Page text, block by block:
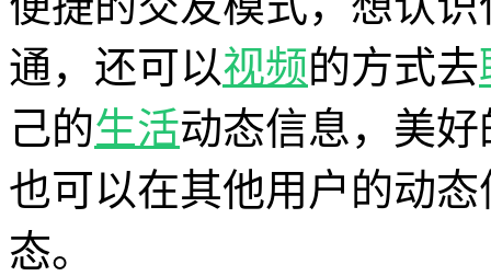
通，还可以视频的方式去
己的生活动态信息，美
也可以在其他用户的动
态。